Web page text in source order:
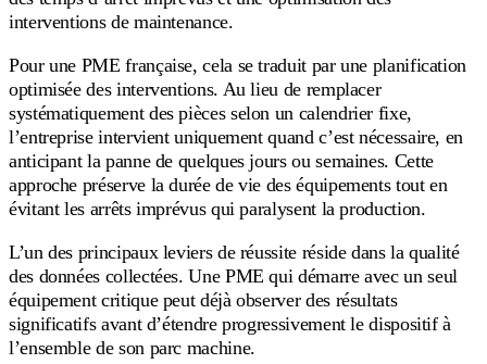
interventions de maintenance.
Pour une PME française, cela se traduit par une planification
optimisée des interventions. Au lieu de remplacer
systématiquement des pièces selon un calendrier fixe,
l’entreprise intervient uniquement quand c’est nécessaire, en
anticipant la panne de quelques jours ou semaines. Cette
approche préserve la durée de vie des équipements tout en
évitant les arrêts imprévus qui paralysent la production.
L’un des principaux leviers de réussite réside dans la qualité
des données collectées. Une PME qui démarre avec un seul
équipement critique peut déjà observer des résultats
significatifs avant d’étendre progressivement le dispositif à
l’ensemble de son parc machine.